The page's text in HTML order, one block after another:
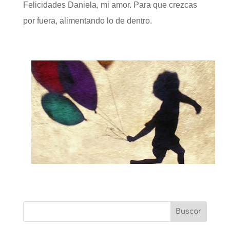
Felicidades Daniela, mi amor. Para que crezcas
por fuera, alimentando lo de dentro.